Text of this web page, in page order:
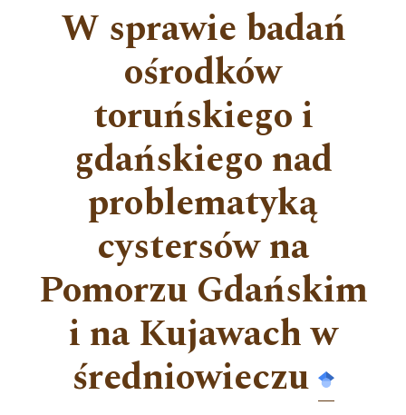
W sprawie badań
ośrodków
toruńskiego i
gdańskiego nad
problematyką
cystersów na
Pomorzu Gdańskim
i na Kujawach w
średniowieczu